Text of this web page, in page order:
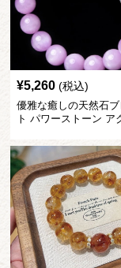
¥5,260 (税込)
優雅な癒しの天然石ブ
ト パワーストーン ア